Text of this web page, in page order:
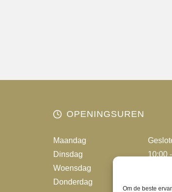
Om de beste
OPENINGSUREN
Maandag
Dinsdag
10:00
Woensdag
Donderdag